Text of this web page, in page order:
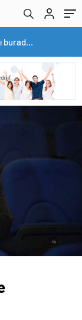
Yerli otomobil TOGG’un ustaları burada yetişecek